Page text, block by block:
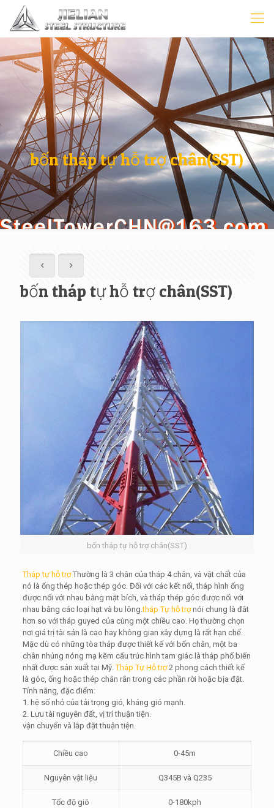
bốn tháp tự hỗ trợ chân(SST)
bốn tháp tự hỗ trợ chân(SST)
bốn tháp tự hỗ trợ chân(SST)
Tháp tự hỗ trợThường là 3 chân của tháp 4 chân, và vật chất của
nó là ống thép hoặc thép góc. Đối với các kết nối, tháp hình ống
được nối với nhau bằng mặt bích, và tháp thép góc được nối với
nhau bằng các loại hạt và bu lông.tháp Tự hỗ trợnói chung là đắt
hơn so với tháp guyed của cùng một chiều cao. Họ thường chọn
nơi giá trị tài sản là cao hay không gian xây dựng là rất hạn chế.
Mặc dù có những tòa tháp được thiết kế với bốn chân, một ba
chân nhúng nóng mạ kẽm cấu trúc hình tam giác là tháp phổ biến
nhất được sản xuất tại Mỹ.Tháp Tự Hỗ trợ2 phong cách thiết kế
là góc, ống hoặc thép chân rắn trong các phần rời hoặc bịa đặt.
Tính năng, đặc điểm:
1. hệ số nhỏ của tải trọng gió, kháng gió mạnh.
2. Lưu tài nguyên đất, vị trí thuận tiện.
vận chuyển và lắp đặt thuận tiện.
Chiều cao 0-45m
Nguyên vật liệu Q345B và Q235
Tốc độ gió 0-180kph